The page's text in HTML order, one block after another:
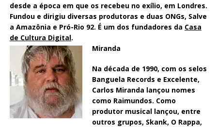
desde a época em que os recebeu no exílio, em Londres.
Fundou e dirigiu diversas produtoras e duas ONGs, Salve
a Amazônia e Pró-Rio 92. É um dos fundadores da Casa
de Cultura Digital.
Miranda
Na década de 1990, com os selos
Banguela Records e Excelente,
Carlos Miranda lançou nomes
como Raimundos. Como
produtor musical lançou, entre
outros grupos, Skank, O Rappa,